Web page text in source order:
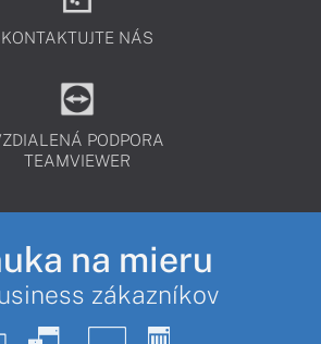
KONTAKTUJTE NÁS
PODPORA
TEAMVIEWER
na mieru
zákazníkov